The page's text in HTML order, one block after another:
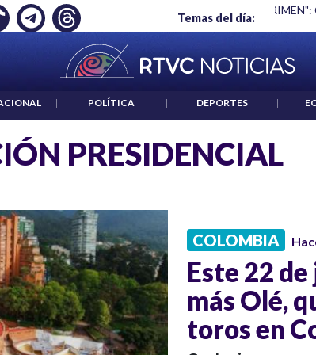
Temas del día:
EMPLEO: JP MORGAN "HABLAR NO ES UN
| POLÍTICA | DEPORTES |
PRESIDENCIAL
COLOMBIA
Este 22
más Olé,
toros en